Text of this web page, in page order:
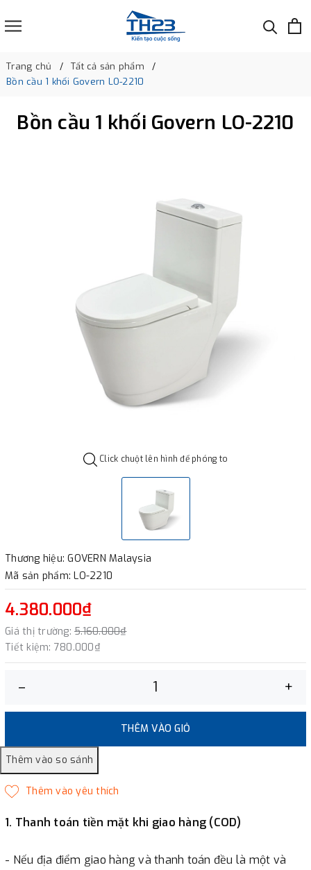
Trang chủ
Tất cả sản phẩm
Bồn cầu 1 khối Govern LO-2210
Bồn cầu 1 khối Govern LO-2210
Click chuột lên hình để phóng to
Thương hiệu: GOVERN Malaysia
Mã sản phẩm: LO-2210
4.380.000₫
Giá thị trường: 5.160.000₫
Tiết kiệm: 780.000₫
– +
THÊM VÀO GIỎ
1. Thanh toán tiền mặt khi giao hàng (COD)
- Nếu địa điểm giao hàng và thanh toán đều là một và